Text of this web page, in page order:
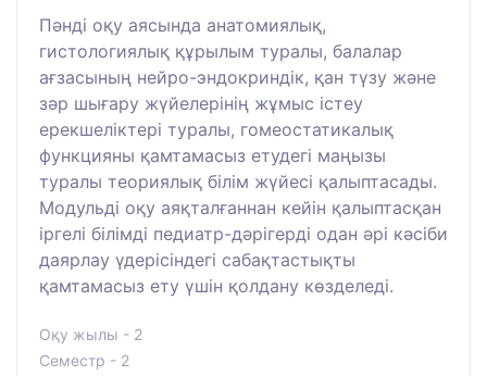
Пәнді оқу аясында анатомиялық,
гистологиялық құрылым туралы, балалар
ағзасының нейро-эндокриндік, қан түзу және
зәр шығару жүйелерінің жұмыс істеу
ерекшеліктері туралы, гомеостатикалық
функцияны қамтамасыз етудегі маңызы
туралы теориялық білім жүйесі қалыптасады.
Модульді оқу аяқталғаннан кейін қалыптасқан
іргелі білімді педиатр-дәрігерді одан әрі кәсіби
даярлау үдерісіндегі сабақтастықты
қамтамасыз ету үшін қолдану көзделеді.
Оқу жылы - 2
Семестр - 2